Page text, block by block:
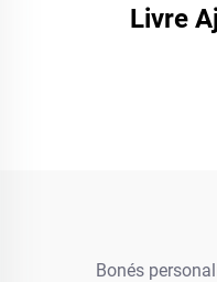
Livre
Bonés